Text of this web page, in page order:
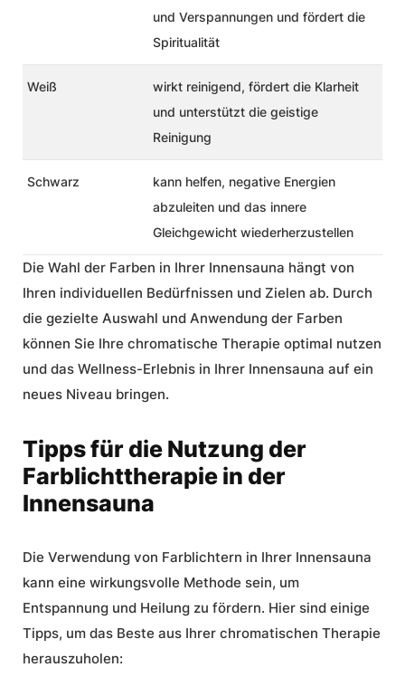
und Verspannungen und fördert die
Spiritualität
Weiß
wirkt reinigend, fördert die Klarheit
und unterstützt die geistige
Reinigung
Schwarz
kann helfen, negative Energien
abzuleiten und das innere
Gleichgewicht wiederherzustellen
Die Wahl der Farben in Ihrer Innensauna hängt von
Ihren individuellen Bedürfnissen und Zielen ab. Durch
die gezielte Auswahl und Anwendung der Farben
können Sie Ihre chromatische Therapie optimal nutzen
und das Wellness-Erlebnis in Ihrer Innensauna auf ein
neues Niveau bringen.
Tipps für die Nutzung der
Farblichttherapie in der
Innensauna
Die Verwendung von Farblichtern in Ihrer Innensauna
kann eine wirkungsvolle Methode sein, um
Entspannung und Heilung zu fördern. Hier sind einige
Tipps, um das Beste aus Ihrer chromatischen Therapie
herauszuholen: